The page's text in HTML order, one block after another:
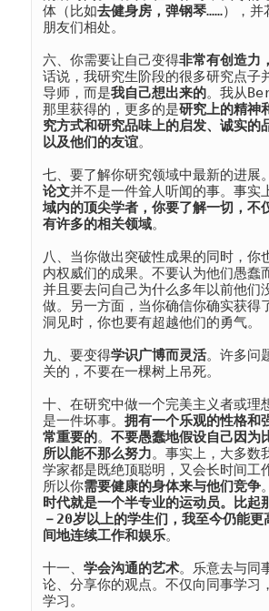
体（比如去健身房，弹钢琴……），并
朋友们相处。
六、你需要让自己变得非常有创造力
话说，我研究生阶段的很多研究点子
导师，而是我自己想出来的。我从
那里获得的，更多的是研究上的精神
究方式和研究品味上的启发、诚实的
以及他们的友谊。
七、要了解你研究领域中最新的进展
论文并不是一件耸人听闻的事。事实
域内的顶尖学者，你要了解一切，不
有许多的相关领域。
八、当你做出突破性成果的同时，你
内权威们的成果。不要认为他们愚蠢
并且要去问自己为什么多年以前他们
做。另一方面，当你确信你确实获得
洞见时，你也要有超越他们的勇气。
九、要变得学识广博而灵活。许多问
关的，不要在一棵树上吊死。
十、在研究中做一个完美主义者或理
是一件坏事。拥有一个乐观的性格和
常重要的。不要愚蠢地假设自己因为
所以能不那么努力。事实上，大多数
学家都是既绝顶聪明，又会长时间工
所以你需要健康的身体来与他们竞争
时代就是一个半专业的运动员。比起
－20岁以上的学生们，我至今仍能
间地连续工作和娱乐。
十一、学会沟通的艺术。乐意去与同
论、分享你的观点。不仅向同事学习
学习。